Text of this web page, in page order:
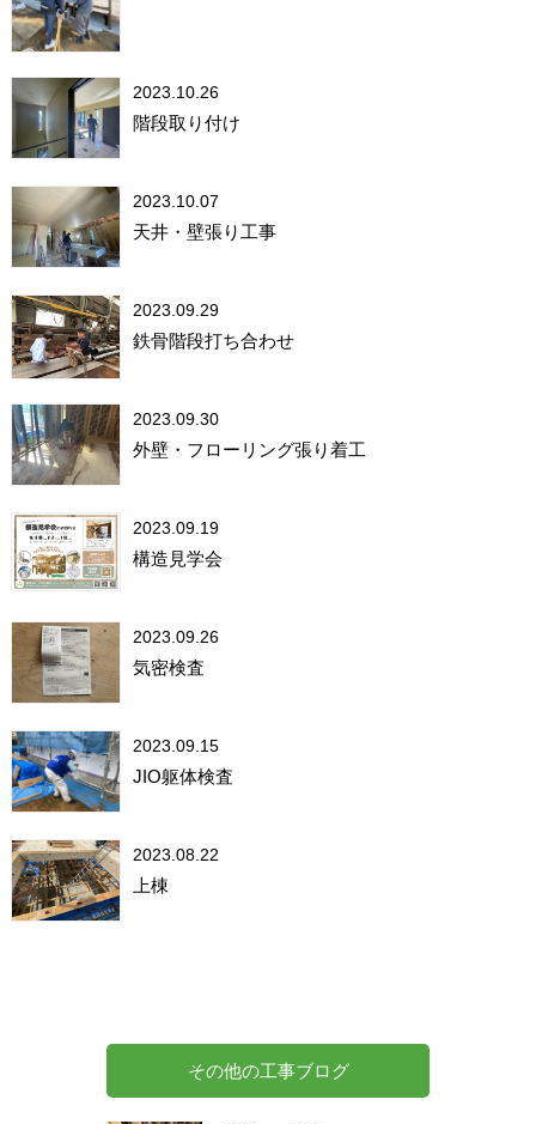
2023.10.26
階段取り付け
2023.10.07
天井・壁張り工事
2023.09.29
鉄骨階段打ち合わせ
2023.09.30
外壁・フローリング張り着工
2023.09.19
構造見学会
2023.09.26
気密検査
2023.09.15
JIO躯体検査
2023.08.22
上棟
その他の工事ブログ